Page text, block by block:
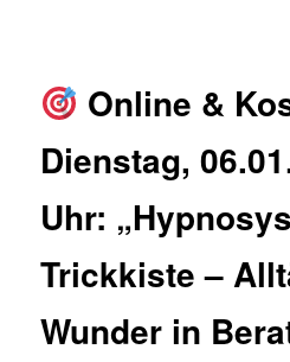
Online &
Dienstag,
Uhr:
Trickkiste –
Wunder in